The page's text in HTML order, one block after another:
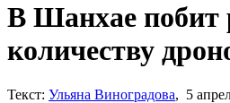
В Шанхае побит
количеству
Текст: Ульяна Виноградова, 5